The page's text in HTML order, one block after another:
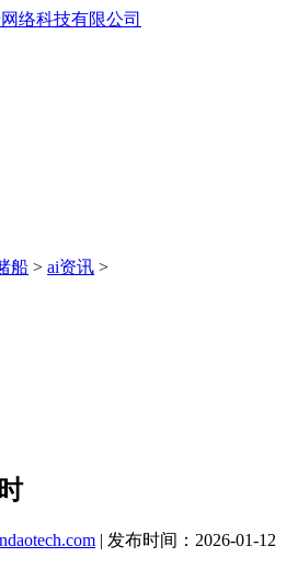
船 > ai资讯 >
| 发布时间：2026-01-12